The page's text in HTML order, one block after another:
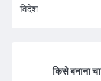
विदेश
किसे बनाना